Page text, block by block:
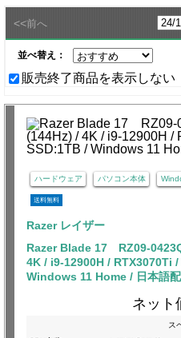
<<前へ
並べ替え：
販売終了商品を表示しない
ハードウェア パソコン本体
送料無料
Razer レイザー
Razer Blade 17 RZ09-
4K / i9-12900H / RTX3070Ti
Windows 11 Home / 日本語
ネット
ス